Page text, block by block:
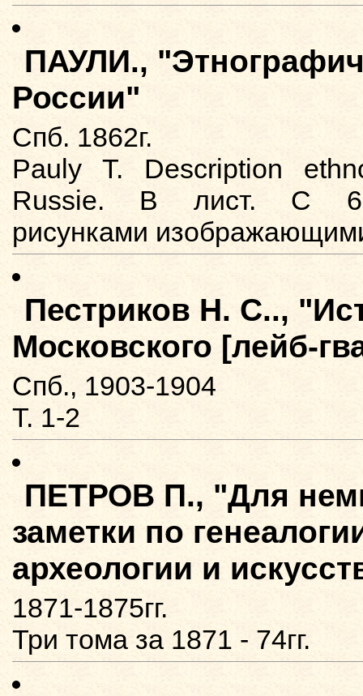
ПАУЛИ.,
России"
Спб. 1862г.
Pauly T. Description
Russie. В лист. С 63
рисунками
Пестриков Н. С..,
Московского [лейб-
Спб., 1903-1904
Т. 1-2
ПЕТРОВ П., "Для
заметки по
археологии и
1871-1875гг.
Три тома за 1871 - 74гг.